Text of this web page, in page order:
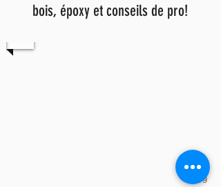
bois, époxy et conseils de pro!
1/9